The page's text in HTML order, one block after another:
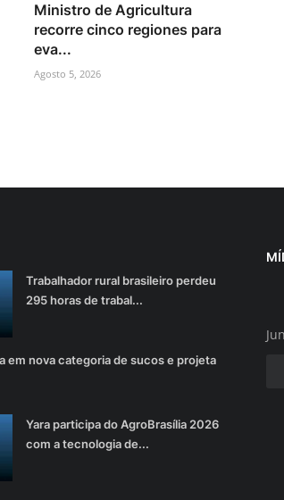
Ministro de Agricultura
recorre cinco regiones para
eva...
Agosto 5, 2026
Trabalhador rural brasileiro perdeu
295 horas de trabal...
em nova categoria de sucos e projeta
Yara participa do AgroBrasília 2026
com a tecnologia de...